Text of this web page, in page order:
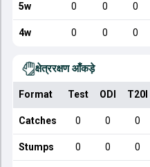
5w 0 0 0
4w 0 0 0
क्षेत्ररक्षण आँकड़े
Format Test ODI T20I
Catches 0 0 0
Stumps 0 0 0